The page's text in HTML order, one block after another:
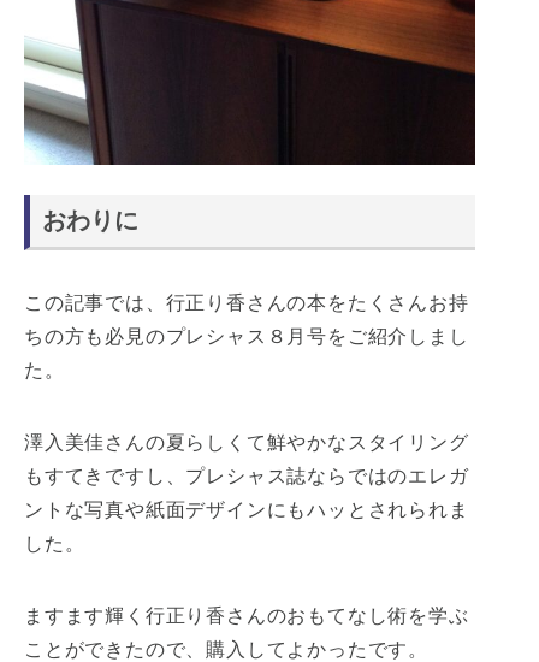
おわりに
この記事では、行正り香さんの本をたくさんお持
ちの方も必見のプレシャス８月号をご紹介しまし
た。
澤入美佳さんの夏らしくて鮮やかなスタイリング
もすてきですし、プレシャス誌ならではのエレガ
ントな写真や紙面デザインにもハッとされられま
した。
ますます輝く行正り香さんのおもてなし術を学ぶ
ことができたので、購入してよかったです。